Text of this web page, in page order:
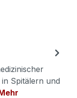
Spitälern und